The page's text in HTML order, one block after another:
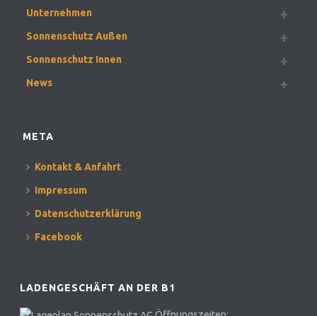
Unternehmen
Sonnenschutz Außen
Sonnenschutz Innen
News
META
Kontakt & Anfahrt
Impressum
Datenschutzerklärung
Facebook
LADENGESCHÄFT AN DER B1